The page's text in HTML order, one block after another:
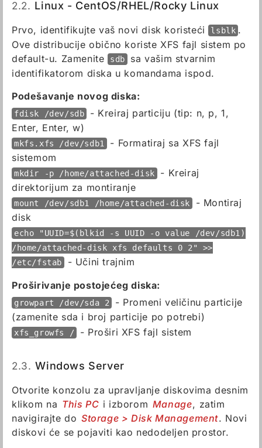
2.2. Linux - CentOS/RHEL/Rocky Linux
Prvo, identifikujte vaš novi disk koristeći lsblk .
Ove distribucije obično koriste XFS fajl sistem po
default-u. Zamenite sdb sa vašim stvarnim
identifikatorom diska u komandama ispod.
Podešavanje novog diska:
fdisk /dev/sdb
- Kreiraj particiju (tip: n, p, 1,
Enter, Enter, w)
mkfs.xfs /dev/sdb1 - Formatiraj sa XFS fajl
sistemom
mkdir -p /home/attached-disk - Kreiraj
direktorijum za montiranje
mount /dev/sdb1 /home/attached-disk
- Montiraj
disk
echo "UUID=$(blkid -s UUID -o value /dev/sdb1)
/home/attached-disk xfs defaults 0 2" >>
/etc/fstab
- Učini trajnim
Proširivanje postojećeg diska:
growpart /dev/sda 2
- Promeni veličinu particije
(zamenite sda i broj particije po potrebi)
xfs_growfs / - Proširi XFS fajl sistem
2.3. Windows Server
Otvorite konzolu za upravljanje diskovima desnim
klikom na This PC i izborom Manage, zatim
navigirajte do Storage > Disk Management. Novi
diskovi će se pojaviti kao nedodeljen prostor.